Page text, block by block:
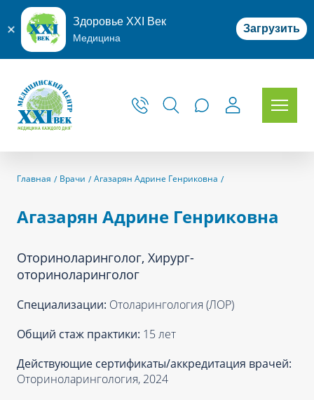
Здоровье XXI Век
Медицина
Загрузить
Главная Врачи Агазарян Адрине Генриковна
Агазарян Адрине Генриковна
Оториноларинголог, Хирург-
оториноларинголог
Специализации: Отоларингология (ЛОР)
Общий стаж практики: 15 лет
Действующие сертификаты/аккредитация врачей:
Оториноларингология, 2024